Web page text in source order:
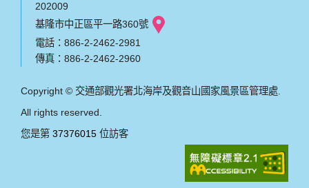
202009
基隆市中正區平一路360號
電話：886-2-2462-2981
傳真：886-2-2462-2960
Copyright © 交通部觀光署北海岸及觀音山國家風景區管理處.
All rights reserved.
您是第 37376015 位訪客